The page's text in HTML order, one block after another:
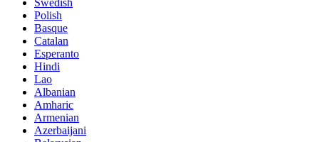
Swedish
Polish
Basque
Catalan
Esperanto
Hindi
Lao
Albanian
Amharic
Armenian
Azerbaijani